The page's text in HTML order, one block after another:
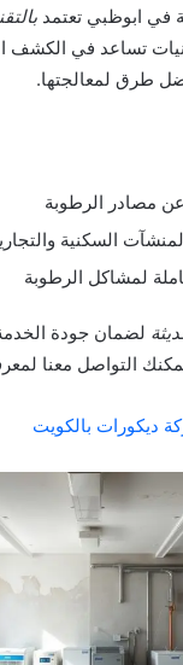
في ابوظبي تعتمد
تساعد في الكشف
طرق لمعالجتها.
مصادر الرطوبة
السكنية
لمشاكل الرطوبة
لضمان جودة
التواصل معنا
ديكورات بالكويت